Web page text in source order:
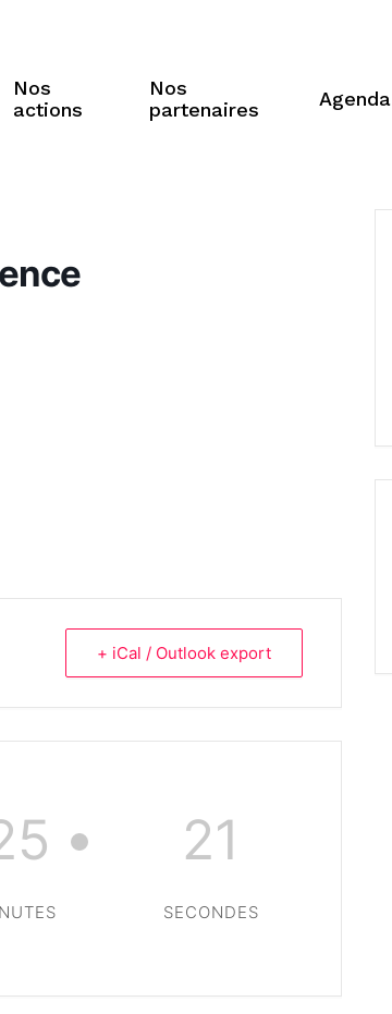
Nos
actions
Nos
partenaires
Agenda
+ iCal / Outlook export
21
SECONDES